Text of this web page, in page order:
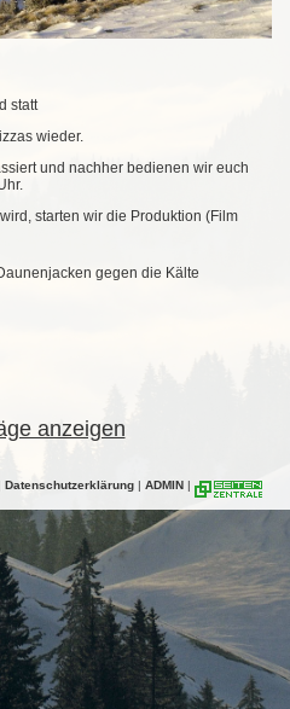
statt
wieder.
und nachher bedienen wir euch
starten wir die Produktion (Film
gegen die Kälte
anzeigen
Datenschutzerklärung | ADMIN |